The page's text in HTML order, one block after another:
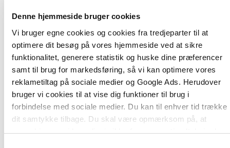
Denne hjemmeside bruger cookies
Vi bruger egne cookies og cookies fra tredjeparter til at
optimere dit besøg på vores hjemmeside ved at sikre
funktionalitet, generere statistik og huske dine præferencer
samt til brug for markedsføring, så vi kan optimere vores
reklametiltag på sociale medier og Google Ads. Herudover
bruger vi cookies til at vise dig funktioner til brug i
forbindelse med sociale medier. Du kan til enhver tid trække
dit samtykke tilbage. Du skal være opmærksom på, at
vores hjemmeside muligvis ikke fungerer optimalt, hvis du
Søren Hertz er børne- og ungdomspsykiater,
forfatter tilBørne- og ungdomspsykiatri – nye
perspektiver og uanede muligheder(2008).